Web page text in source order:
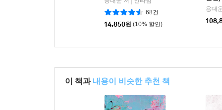
68건
14,850원 (10% 할인)
용대
이 책과 내용이 비슷한 추천 책